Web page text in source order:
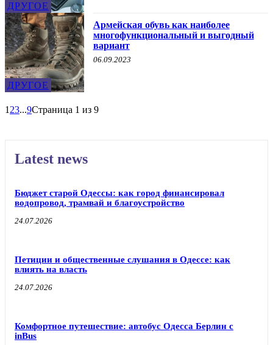
ДРУГОЕ
ДРУГОЕ
Армейская обувь как наиболее
многофункциональный и выгодный
вариант
06.09.2023
1 23...9Страница 1 из 9
Latest news
Бюджет старой Одессы: как город финансировал
водопровод, трамвай и благоустройство
24.07.2026
Петиции и общественные слушания в Одессе: как
влиять на власть
24.07.2026
Комфортное путешествие: автобус Одесса Берлин с
inBus